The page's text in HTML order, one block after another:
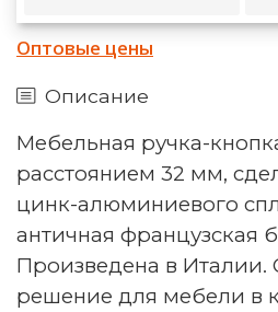
Оптовые цены
Описание
Мебельная ручка-
расстоянием 32 мм,
цинк-алюминиевого
античная французская
Произведена в Италии.
решение для мебели в